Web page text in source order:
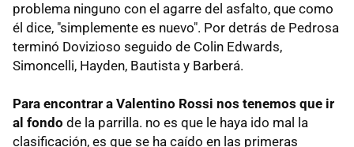
problema ninguno con el agarre del asfalto, que como
él dice, "simplemente es nuevo". Por detrás de Pedrosa
terminó Dovizioso seguido de Colin Edwards,
Simoncelli, Hayden, Bautista y Barberá.
Para encontrar a Valentino Rossi nos tenemos que ir
al fondo de la parrilla. no es que le haya ido mal la
clasificación, es que se ha caído en las primeras